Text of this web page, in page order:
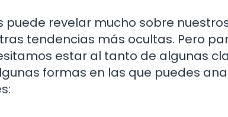
puede revelar mucho sobre
tendencias más ocultas. Pero
estar al tanto de algunas
formas en las que puedes